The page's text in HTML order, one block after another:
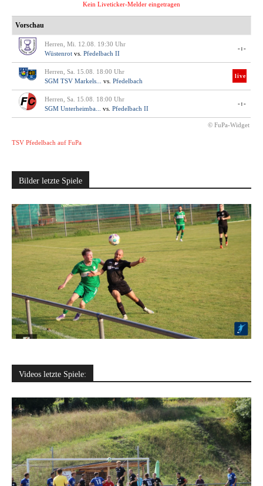
Kein Liveticker-Melder eingetragen
Vorschau
Herren, Mi. 12.08. 19:30 Uhr
Wüstenrot vs. Pfedelbach II
-:-
Herren, Sa. 15.08. 18:00 Uhr
SGM TSV Markels...
vs. Pfedelbach
live
Herren, Sa. 15.08. 18:00 Uhr
SGM Unterheimba...
vs. Pfedelbach II
-:-
© FuPa-Widget
TSV Pfedelbach auf FuPa
Bilder letzte Spiele
Videos letzte Spiele: